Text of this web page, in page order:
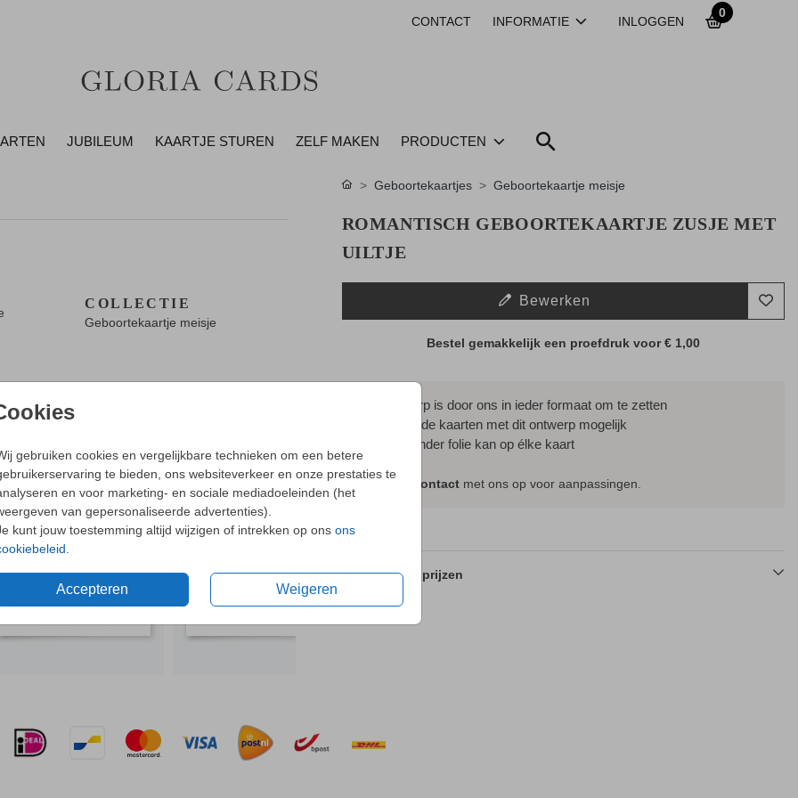
CONTACT INFORMATIE INLOGGEN
0
JUBILEUM KAARTJE STUREN ZELF MAKEN PRODUCTEN
gebruiken cookies en vergelijkbare technieken om een betere
te bieden, ons websiteverkeer en onze prestaties te
en voor marketing- en sociale mediadoeleinden (het
van gepersonaliseerde advertenties).
kunt jouw toestemming altijd wijzigen of intrekken op ons ons
Accepteren Weigeren
COLLECTIE
Geboortekaartje meisje
OOK LEUK
Geboortekaartjes Geboortekaartje meisje
ROMANTISCH GEBOORTEKAARTJE ZUSJE MET
UILTJE
Bewerken
Bestel gemakkelijk een proefdruk voor€ 1,00
- Dit ontwerp is door ons in ieder formaat om te zetten
- Bijpassende kaarten met dit ontwerp mogelijk
- Met of zonder folie kan op élke kaart
contactmet ons op voor aanpassingen.
Formaten en prijzen